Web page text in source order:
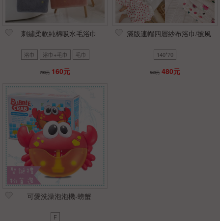
刺繡柔軟純棉吸水毛浴巾
浴巾 浴巾+毛巾 毛巾
790元 160元
滿版連帽四層紗布浴巾/披風
140*70
540元 480元
可愛洗澡泡泡機-螃蟹
F